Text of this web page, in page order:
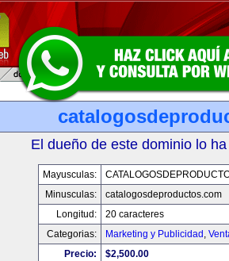
El dueño de este dominio lo
Mayusculas:
Minusculas:
catalogosdeproductos.com
Longitud:
20 caracteres
Categorias:
Marketing y Publicidad ,
Precio:
$2,500.00